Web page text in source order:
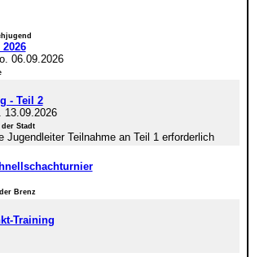
06.09.2026
- Teil 2
13.09.2026
Stadt
Jugendleiter Teilnahme an Teil 1 erforderlich
Brenz
Training